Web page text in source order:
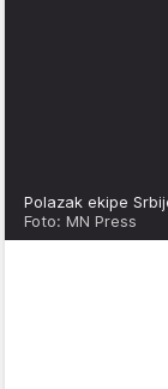
Polazak ekipe
Foto: MN Press